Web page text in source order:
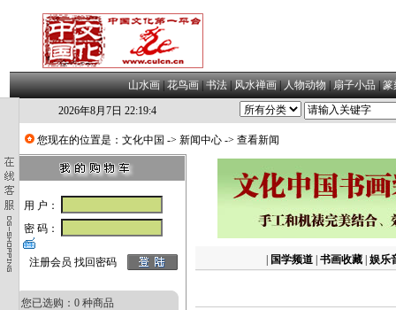
山水画|花鸟画|书法|风水禅画|人物动物|扇子小品|篆
2026年8月7日 22:19:4
您现在的位置是： 文化中国 -> 新闻中心 -> 查看新闻
用 户：
密 码：
注册会员 找回密码
您已选购：0 种商品
国学频道 书画收藏 娱乐